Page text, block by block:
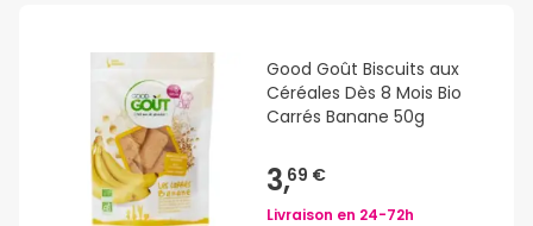
Good Goût Biscuits aux
Céréales Dès 8 Mois Bio
Carrés Banane 50g
3,69 €
Livraison en 24-72h